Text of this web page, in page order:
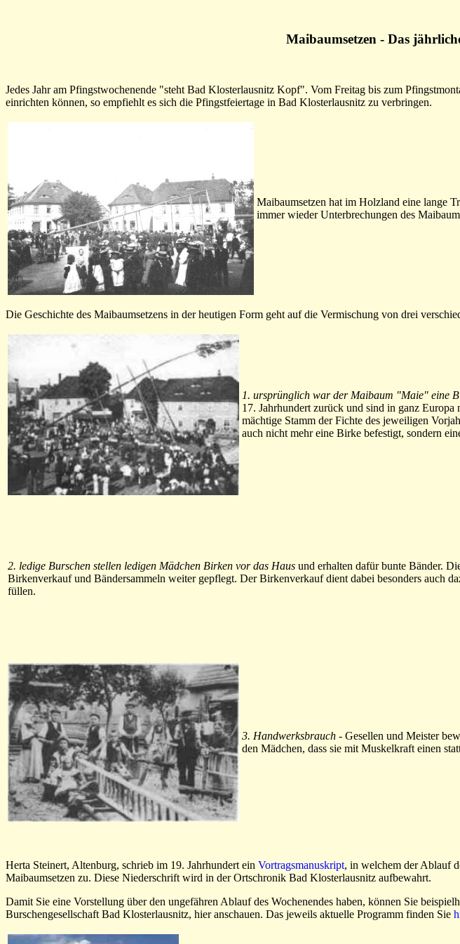
Maibaumsetzen - Das
Jedes Jahr am Pfingstwochenende "steht Bad Klosterlausnitz Kopf". Vom Freitag bis zum
einrichten können, so empfiehlt es sich die Pfingstfeiertage in Bad Klosterlausnitz zu verbringen.
Maibaumsetzen hat im Holzland eine lange
immer wieder Unterbrechungen des
Die Geschichte des Maibaumsetzens in der heutigen Form geht auf die Vermischung von drei
1. ursprünglich war der Maibaum "Maie" eine
17. Jahrhundert zurück und sind in ganz
mächtige Stamm der Fichte des jeweiligen
auch nicht mehr eine Birke befestigt, sondern
2. ledige Burschen stellen ledigen Mädchen Birken vor das Haus und erhalten dafür bunte Bänder.
Birkenverkauf und Bändersammeln weiter gepflegt. Der Birkenverkauf dient dabei besonders auch
füllen.
3. Handwerksbrauch - Gesellen und Meister
den Mädchen, dass sie mit Muskelkraft einen
Herta Steinert, Altenburg, schrieb im 19. Jahrhundert ein Vortragsmanuskript, in welchem der Ablauf
Maibaumsetzen zu. Diese Niederschrift wird in der Ortschronik Bad Klosterlausnitz aufbewahrt.
Damit Sie eine Vorstellung über den ungefähren Ablauf des Wochenendes haben, können Sie
Burschengesellschaft Bad Klosterlausnitz, hier anschauen. Das jeweils aktuelle Programm finden Sie